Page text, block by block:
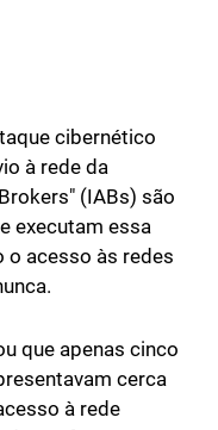
cibernético
à rede da
(IABs) são
executam essa
o acesso às redes
que apenas cinco
cerca
à rede